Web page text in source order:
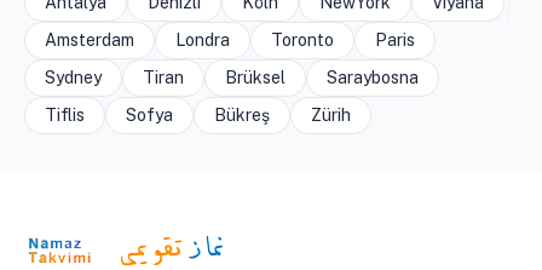
Amsterdam
Londra Toronto
Paris
Sydney
Tiran Brüksel
Saraybosna
Tiflis
Sofya Bükreş Zürih